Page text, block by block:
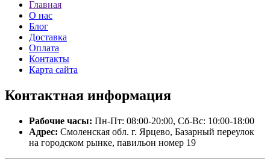
Главная
О нас
Блог
Доставка
Оплата
Контакты
Карта сайта
Контактная информация
Рабочие часы: Пн-Пт: 08:00-20:00, Сб-Вс: 10:00-18:00
Адрес: Смоленская обл. г. Ярцево, Базарный переулок
на городском рынке, павильон номер 19